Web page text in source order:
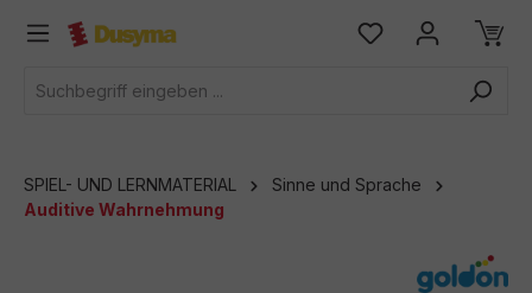
springen
SPIEL- UND LERNMATERIAL
Sinne und Sprache
Auditive Wahrnehmung